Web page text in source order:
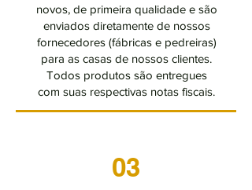
novos, de primeira qualidade e são
enviados diretamente de nossos
fornecedores (fábricas e pedreiras)
para as casas de nossos clientes.
Todos produtos são entregues
com suas respectivas notas fiscais.
03